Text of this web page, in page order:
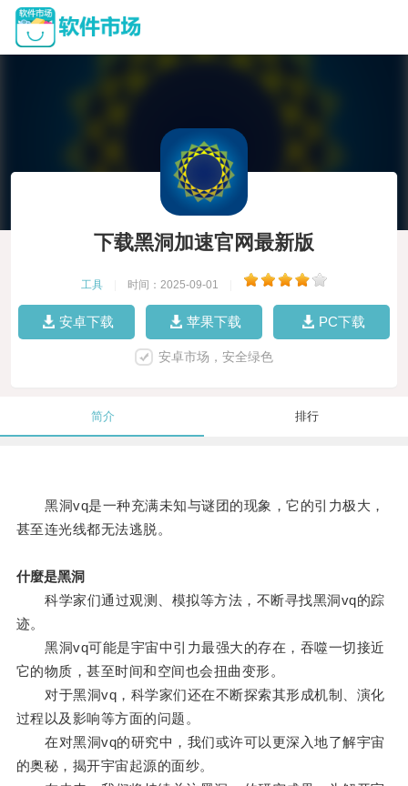
下载黑洞加速官网最新版
工具 时间：2025-09-01
安卓下载 苹果下载 PC下载
安卓市场，安全绿色
简介 排行
黑洞vq是一种充满未知与谜团的现象，它的引力极大，
甚至连光线都无法逃脱。
什麼是黑洞
科学家们通过观测、模拟等方法，不断寻找黑洞vq的踪
迹。
黑洞vq可能是宇宙中引力最强大的存在，吞噬一切接近
它的物质，甚至时间和空间也会扭曲变形。
对于黑洞vq，科学家们还在不断探索其形成机制、演化
过程以及影响等方面的问题。
在对黑洞vq的研究中，我们或许可以更深入地了解宇宙
的奥秘，揭开宇宙起源的面纱。